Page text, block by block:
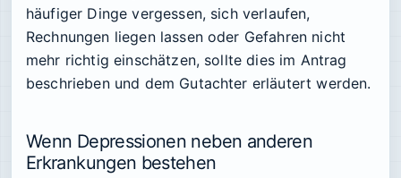
häufiger Dinge vergessen, sich verlaufen,
Rechnungen liegen lassen oder Gefahren nicht
mehr richtig einschätzen, sollte dies im Antrag
beschrieben und dem Gutachter erläutert werden.
Wenn Depressionen neben anderen
Erkrankungen bestehen